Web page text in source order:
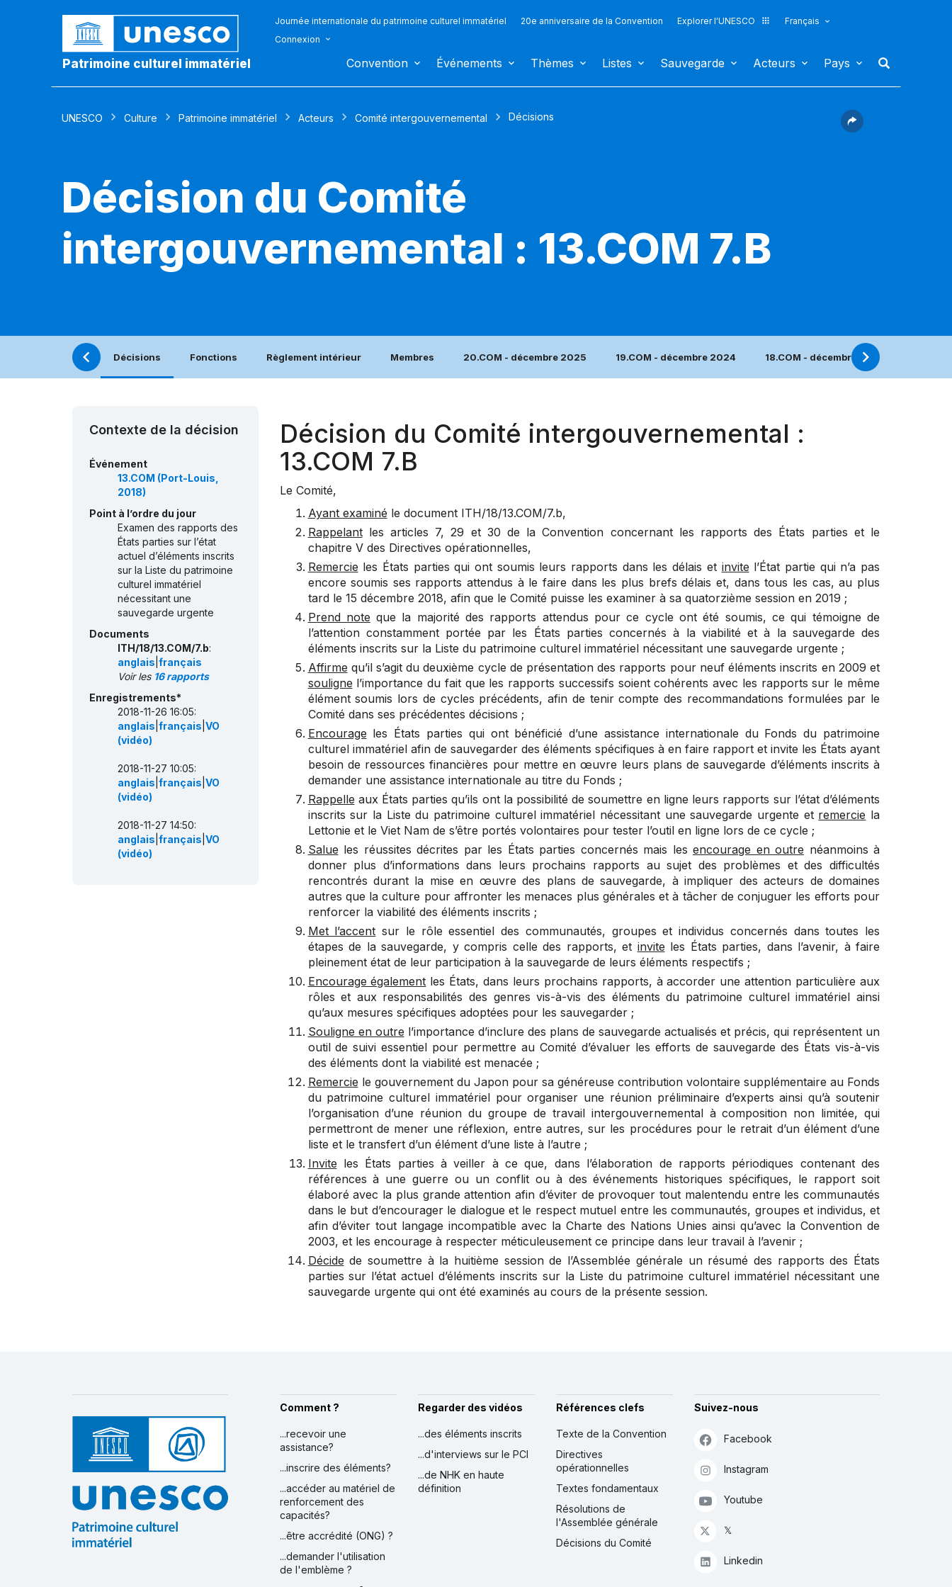
Patrimoine culturel immatériel
Journée internationale du patrimoine culturel immatériel 20e anniversaire de la Convention Explorer l'UNESCO
Français
Connexion
Convention Événements Thèmes Listes Sauvegarde Acteurs Pays
UNESCO Culture Patrimoine immatériel Acteurs Comité intergouvernemental Décisions
Décision du Comité
intergouvernemental : 13.COM 7.B
Décisions Fonctions Règlement intérieur Membres 20.COM - décembre 2025 19.COM - décembre 2024 18.COM - décembre 2023
Contexte de la décision
Événement
13.COM (Port-Louis,
2018)
Point à l’ordre du jour
Examen des rapports des
États parties sur l’état
actuel d’éléments inscrits
sur la Liste du patrimoine
culturel immatériel
nécessitant une
sauvegarde urgente
Documents
ITH/18/13.COM/7.b:
anglais français
Voir les 16 rapports
Enregistrements*
2018-11-26 16:05:
anglais français VO
(vidéo)
2018-11-27 10:05:
anglais français VO
(vidéo)
2018-11-27 14:50:
anglais français VO
(vidéo)
Décision du Comité intergouvernemental :
13.COM 7.B
Le Comité,
Ayant examiné le document ITH/18/13.COM/7.b,
Rappelantles articles 7, 29 et 30 de la Convention concernant les rapports des États parties et le
chapitre V des Directives opérationnelles,
Remercie les États parties qui ont soumis leurs rapports dans les délais et invite l’État partie qui n’a pas
encore soumis ses rapports attendus à le faire dans les plus brefs délais et, dans tous les cas, au plus
tard le 15 décembre 2018, afin que le Comité puisse les examiner à sa quatorzième session en 2019 ;
Prend note que la majorité des rapports attendus pour ce cycle ont été soumis, ce qui témoigne de
l’attention constamment portée par les États parties concernés à la viabilité et à la sauvegarde des
éléments inscrits sur la Liste du patrimoine culturel immatériel nécessitant une sauvegarde urgente ;
Affirme qu’il s’agit du deuxième cycle de présentation des rapports pour neuf éléments inscrits en 2009 et
souligne l’importance du fait que les rapports successifs soient cohérents avec les rapports sur le même
élément soumis lors de cycles précédents, afin de tenir compte des recommandations formulées par le
Comité dans ses précédentes décisions ;
Encourage les États parties qui ont bénéficié d’une assistance internationale du Fonds du patrimoine
culturel immatériel afin de sauvegarder des éléments spécifiques à en faire rapport et invite les États ayant
besoin de ressources financières pour mettre en œuvre leurs plans de sauvegarde d’éléments inscrits à
demander une assistance internationale au titre du Fonds ;
Rappelle aux États parties qu’ils ont la possibilité de soumettre en ligne leurs rapports sur l’état d’éléments
inscrits sur la Liste du patrimoine culturel immatériel nécessitant une sauvegarde urgente et remercie la
Lettonie et le Viet Nam de s’être portés volontaires pour tester l’outil en ligne lors de ce cycle ;
Salue les réussites décrites par les États parties concernés mais les encourage en outre néanmoins à
donner plus d’informations dans leurs prochains rapports au sujet des problèmes et des difficultés
rencontrés durant la mise en œuvre des plans de sauvegarde, à impliquer des acteurs de domaines
autres que la culture pour affronter les menaces plus générales et à tâcher de conjuguer les efforts pour
renforcer la viabilité des éléments inscrits ;
Met l’accent sur le rôle essentiel des communautés, groupes et individus concernés dans toutes les
étapes de la sauvegarde, y compris celle des rapports, et invite les États parties, dans l’avenir, à faire
pleinement état de leur participation à la sauvegarde de leurs éléments respectifs ;
Encourage également les États, dans leurs prochains rapports, à accorder une attention particulière aux
rôles et aux responsabilités des genres vis-à-vis des éléments du patrimoine culturel immatériel ainsi
qu’aux mesures spécifiques adoptées pour les sauvegarder ;
Souligne en outre l’importance d’inclure des plans de sauvegarde actualisés et précis, qui représentent un
outil de suivi essentiel pour permettre au Comité d’évaluer les efforts de sauvegarde des États vis-à-vis
des éléments dont la viabilité est menacée ;
Remercie le gouvernement du Japon pour sa généreuse contribution volontaire supplémentaire au Fonds
du patrimoine culturel immatériel pour organiser une réunion préliminaire d’experts ainsi qu’à soutenir
l’organisation d’une réunion du groupe de travail intergouvernemental à composition non limitée, qui
permettront de mener une réflexion, entre autres, sur les procédures pour le retrait d’un élément d’une
liste et le transfert d’un élément d’une liste à l’autre ;
Invite les États parties à veiller à ce que, dans l’élaboration de rapports périodiques contenant des
références à une guerre ou un conflit ou à des événements historiques spécifiques, le rapport soit
élaboré avec la plus grande attention afin d’éviter de provoquer tout malentendu entre les communautés
dans le but d’encourager le dialogue et le respect mutuel entre les communautés, groupes et individus, et
afin d’éviter tout langage incompatible avec la Charte des Nations Unies ainsi qu’avec la Convention de
2003, et les encourage à respecter méticuleusement ce principe dans leur travail à l’avenir ;
Décide de soumettre à la huitième session de l’Assemblée générale un résumé des rapports des États
parties sur l’état actuel d’éléments inscrits sur la Liste du patrimoine culturel immatériel nécessitant une
sauvegarde urgente qui ont été examinés au cours de la présente session.
Comment ?
...recevoir une
assistance?
...inscrire des éléments?
...accéder au matériel de
renforcement des
capacités?
...être accrédité (ONG) ?
...demander l'utilisation
de l'emblème ?
Regarder des vidéos
...des éléments inscrits
...d'interviews sur le PCI
...de NHK en haute
définition
Références clefs
Texte de la Convention
Directives
opérationnelles
Textes fondamentaux
Résolutions de
l'Assemblée générale
Décisions du Comité
Suivez-nous
Facebook
Instagram
Youtube
𝕏
Linkedin